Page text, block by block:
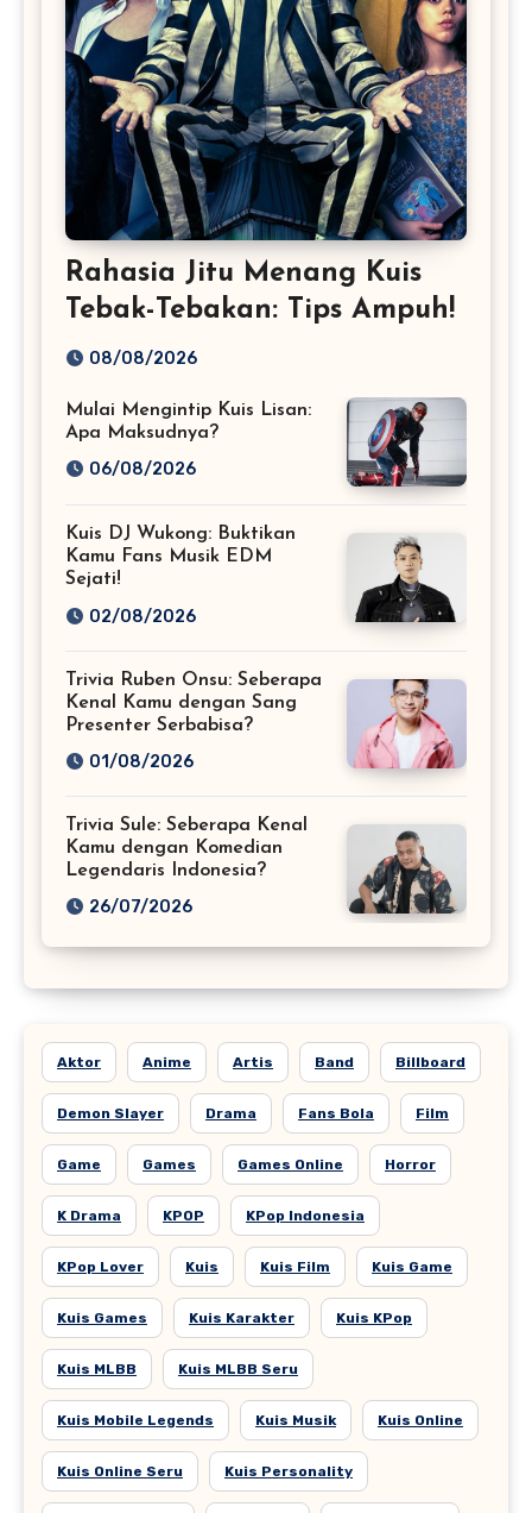
Rahasia Jitu Menang Kuis
Tebak-Tebakan: Tips Ampuh!
08/08/2026
Mulai Mengintip Kuis Lisan:
Apa Maksudnya?
06/08/2026
Kuis DJ Wukong: Buktikan
Kamu Fans Musik EDM
Sejati!
02/08/2026
Trivia Ruben Onsu: Seberapa
Kenal Kamu dengan Sang
Presenter Serbabisa?
01/08/2026
Trivia Sule: Seberapa Kenal
Kamu dengan Komedian
Legendaris Indonesia?
26/07/2026
Aktor Anime Artis Band Billboard
Demon Slayer Drama Fans Bola Film
Game Games Games Online Horror
K Drama KPOP KPop Indonesia
KPop Lover Kuis Kuis Film Kuis Game
Kuis Games Kuis Karakter Kuis KPop
Kuis MLBB Kuis MLBB Seru
Kuis Mobile Legends Kuis Musik Kuis Online
Kuis Online Seru Kuis Personality